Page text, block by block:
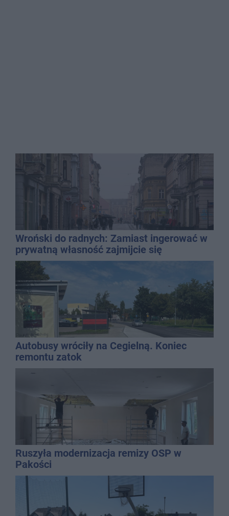
Wroński do radnych: Zamiast ingerować w
prywatną własność zajmijcie się
gospodarką
Autobusy wróciły na Cegielną. Koniec
remontu zatok
Ruszyła modernizacja remizy OSP w
Pakości